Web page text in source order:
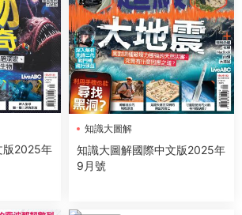
版2025年
知識大圖解
知識大圖解國際中文版2025年
9月號